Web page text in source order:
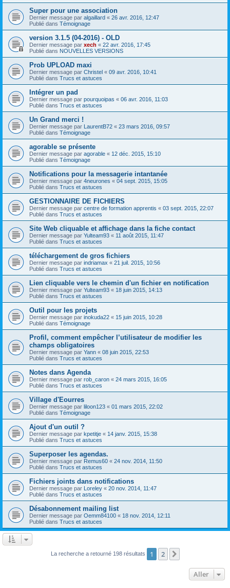
Super pour une association
Dernier message par algaillard « 26 avr. 2016, 12:47
Publié dans Témoignage
version 3.1.5 (04-2016) - OLD
Dernier message par xech « 22 avr. 2016, 17:45
Publié dans NOUVELLES VERSIONS
Prob UPLOAD maxi
Dernier message par Christel « 09 avr. 2016, 10:41
Publié dans Trucs et astuces
Intégrer un pad
Dernier message par pourquoipas « 06 avr. 2016, 11:03
Publié dans Trucs et astuces
Un Grand merci !
Dernier message par LaurentB72 « 23 mars 2016, 09:57
Publié dans Témoignage
agorable se présente
Dernier message par agorable « 12 déc. 2015, 15:10
Publié dans Témoignage
Notifications pour la messagerie intantanée
Dernier message par 4neurones « 04 sept. 2015, 15:05
Publié dans Trucs et astuces
GESTIONNAIRE DE FICHIERS
Dernier message par centre de formation apprentis « 03 sept. 2015, 22:07
Publié dans Trucs et astuces
Site Web cliquable et affichage dans la fiche contact
Dernier message par Yulteam93 « 11 août 2015, 11:47
Publié dans Trucs et astuces
téléchargement de gros fichiers
Dernier message par indriamax « 21 juil. 2015, 10:56
Publié dans Trucs et astuces
Lien cliquable vers le chemin d'un fichier en notification
Dernier message par Yulteam93 « 18 juin 2015, 14:13
Publié dans Trucs et astuces
Outil pour les projets
Dernier message par inokuda22 « 15 juin 2015, 10:28
Publié dans Témoignage
Profil, comment empêcher l’utilisateur de modifier les
champs obligatoires
Dernier message par Yann « 08 juin 2015, 22:53
Publié dans Trucs et astuces
Notes dans Agenda
Dernier message par rob_caron « 24 mars 2015, 16:05
Publié dans Trucs et astuces
Village d'Eourres
Dernier message par liloon123 « 01 mars 2015, 22:02
Publié dans Témoignage
Ajout d'un outil ?
Dernier message par kpetitje « 14 janv. 2015, 15:38
Publié dans Trucs et astuces
Superposer les agendas.
Dernier message par Remus60 « 24 nov. 2014, 11:50
Publié dans Trucs et astuces
Fichiers joints dans notifications
Dernier message par Loreley « 20 nov. 2014, 11:47
Publié dans Trucs et astuces
Désabonnement mailing list
Dernier message par Oemm84100 « 18 nov. 2014, 12:11
Publié dans Trucs et astuces
La recherche a retourné 198 résultats 1 2
Aller